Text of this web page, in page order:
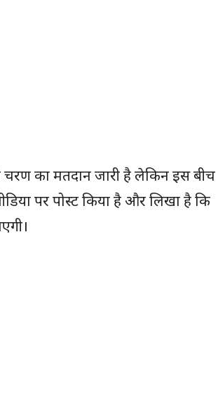
चरण का मतदान जारी है लेकिन इस बीच
पर पोस्ट किया है और लिखा है कि